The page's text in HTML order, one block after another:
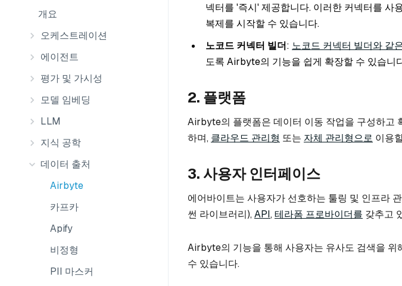
개요
오케스트레이션
에이전트
평가 및 가시성
모델 임베딩
LLM
지식 공학
데이터 출처
Airbyte
카프카
Apify
비정형
PII 마스커
넥터를 '즉시' 제공합니다. 이러한 커넥터를 사
복제를 시작할 수 있습니다.
노코드 커넥터 빌더: 노코드 커넥터 빌더와 같
도록 Airbyte의 기능을 쉽게 확장할 수 있습니
2. 플랫폼
Airbyte의 플랫폼은 데이터 이동 작업을 구성하고
하며, 클라우드 관리형 또는 자체 관리형으로 이용
3. 사용자 인터페이스
에어바이트는 사용자가 선호하는 툴링 및 인프라
썬 라이브러리),API,테라폼 프로바이더를 갖추고
Airbyte의 기능을 통해 사용자는 유사도 검색을
수 있습니다.